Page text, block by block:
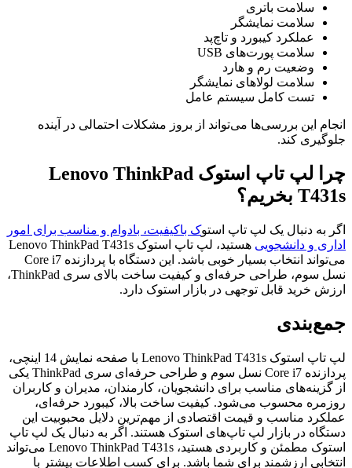
سلامت باتری
سلامت نمایشگر
عملکرد کیبورد و تاچ‌پد
سلامت پورت‌های USB
وضعیت رم و هارد
سلامت لولاهای نمایشگر
تست کامل سیستم عامل
انجام این بررسی‌ها می‌تواند از بروز مشکلات احتمالی در آینده
جلوگیری کند.
چرا لپ تاپ استوک Lenovo ThinkPad
T431s بخریم؟
اگر به دنبال یک لپ تاپ استوک باکیفیت، بادوام و مناسب برای امور
اداری و دانشجویی
هستید، لپ تاپ استوک Lenovo ThinkPad T431s
می‌تواند انتخاب بسیار خوبی باشد. این دستگاه با پردازنده Core i7
نسل سوم، طراحی حرفه‌ای و کیفیت ساخت بالای سری ThinkPad،
ارزش خرید قابل توجهی در بازار استوک دارد.
جمع‌بندی
لپ تاپ استوک Lenovo ThinkPad T431s با صفحه نمایش 14 اینچی،
پردازنده Core i7 نسل سوم و طراحی حرفه‌ای سری ThinkPad یکی
از گزینه‌های مناسب برای دانشجویان، کارمندان، مدیران و کاربران
روزمره محسوب می‌شود. کیفیت ساخت بالا، کیبورد حرفه‌ای،
عملکرد مناسب و قیمت اقتصادی از مهم‌ترین دلایل محبوبیت این
دستگاه در بازار لپ تاپ‌های استوک هستند. اگر به دنبال یک لپ تاپ
استوک مطمئن و کاربردی هستید، Lenovo ThinkPad T431s می‌تواند
انتخابی ارزشمند برای شما باشد. برای کسب اطلاعات بیشتر با